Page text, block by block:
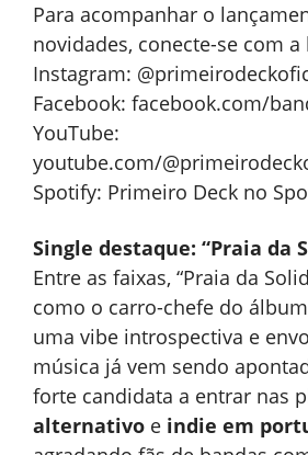
Para acompanhar o
novidades, conecte-se com a
Instagram:
Facebook: facebook.com/
YouTube:
youtube.com/
Spotify: Primeiro Deck no
Single destaque: “Praia da
Entre as faixas, “Praia da
como o carro-chefe do
uma vibe introspectiva e
música já vem sendo
forte candidata a entrar nas
alternativo e indie em